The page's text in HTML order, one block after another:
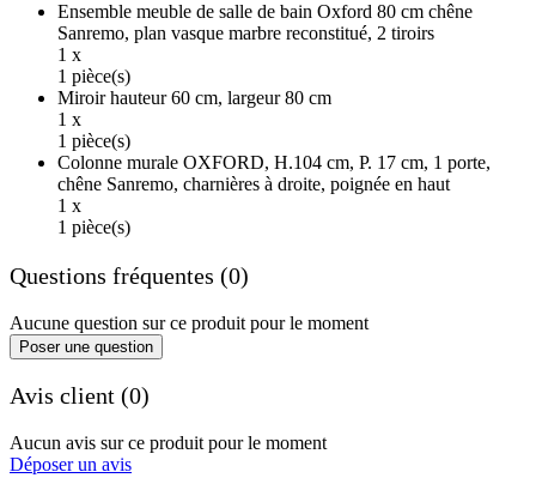
Ensemble meuble de salle de bain Oxford 80 cm chêne
Sanremo, plan vasque marbre reconstitué, 2 tiroirs
1 x
1 pièce(s)
Miroir hauteur 60 cm, largeur 80 cm
1 x
1 pièce(s)
Colonne murale OXFORD, H.104 cm, P. 17 cm, 1 porte,
chêne Sanremo, charnières à droite, poignée en haut
1 x
1 pièce(s)
Questions fréquentes (0)
Aucune question sur ce produit pour le moment
Poser une question
Avis client (0)
Aucun avis sur ce produit pour le moment
Déposer un avis